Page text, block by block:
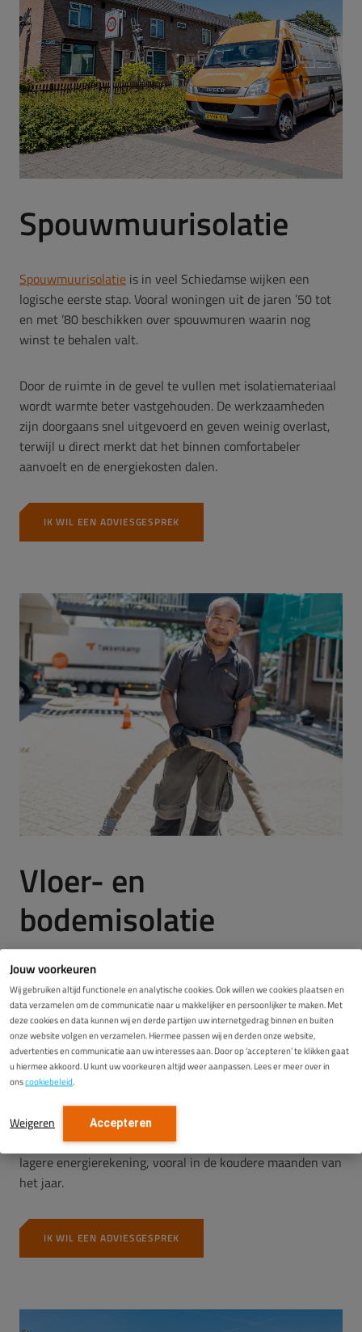
Jouw voorkeuren
Wij gebruiken altijd functionele en analytische cookies. Ook willen we cookies plaatsen en
data verzamelen om de communicatie naar u makkelijker en persoonlijker te maken. Met
deze cookies en data kunnen wij en derde partijen uw internetgedrag binnen en buiten
onze website volgen en verzamelen. Hiermee passen wij en derden onze website,
advertenties en communicatie aan uw interesses aan. Door op ‘accepteren’ te klikken gaat
u hiermee akkoord. U kunt uw voorkeuren altijd weer aanpassen. Lees er meer over in
onscookiebeleid.
Weigeren Accepteren
Spouwmuurisolatie
Spouwmuurisolatie is in veel Schiedamse wijken een
logische eerste stap. Vooral woningen uit de jaren ’50 tot
en met ’80 beschikken over spouwmuren waarin nog
winst te behalen valt.
Door de ruimte in de gevel te vullen met isolatiemateriaal
wordt warmte beter vastgehouden. De werkzaamheden
zijn doorgaans snel uitgevoerd en geven weinig overlast,
terwijl u direct merkt dat het binnen comfortabeler
aanvoelt en de energiekosten dalen.
IK WIL EEN ADVIESGESPREK
Vloer- en
bodemisolatie
Vloerisolatieis een doeltreffende oplossing voor woningen
met een kruipruimte, iets wat bij veel laagbouwwoningen
in Schiedam voorkomt. Zonder isolatie kan koude lucht
vanuit de bodem optrekken, met koude vloeren en tocht
als gevolg.
Door de onderzijde van de vloer of de bodem van de
kruipruimte te isoleren blijft de warmte beter behouden.
Dat merkt u direct aan het comfort in huis én aan een
lagere energierekening, vooral in de koudere maanden van
het jaar.
IK WIL EEN ADVIESGESPREK